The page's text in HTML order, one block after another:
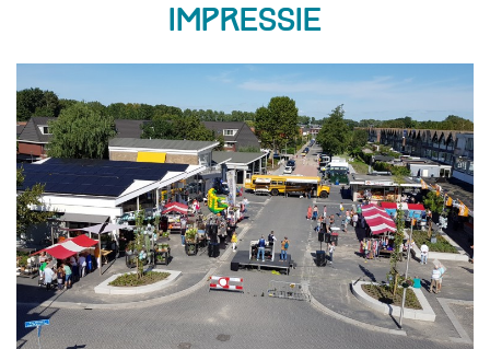
Impressie
Previous Next